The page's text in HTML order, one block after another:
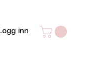
inn